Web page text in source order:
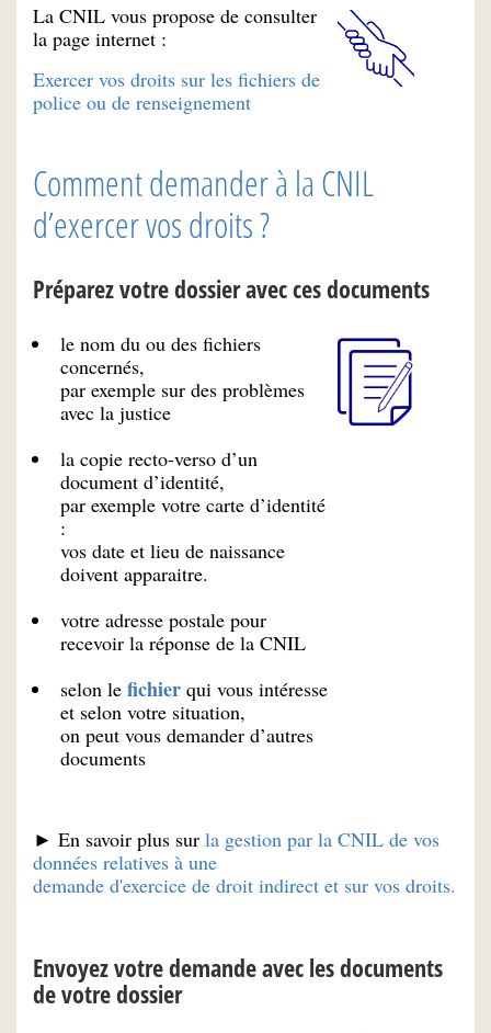
La CNIL vous propose de consulter
la page internet :
Exercer vos droits sur les fichiers de
police ou de renseignement
Comment demander à la CNIL
d’exercer vos droits ?
Préparez votre dossier avec ces documents
le nom du ou des fichiers
concernés,
par exemple sur des problèmes
avec la justice
la copie recto-verso d’un
document d’identité,
par exemple votre carte d’identité
:
vos date et lieu de naissance
doivent apparaitre.
votre adresse postale pour
recevoir la réponse de la CNIL
selon le fichier qui vous intéresse
et selon votre situation,
on peut vous demander d’autres
documents
► En savoir plus sur la gestion par la CNIL de vos
données relatives à une
demande d'exercice de droit indirect et sur vos droits.
Envoyez votre demande avec les documents
de votre dossier